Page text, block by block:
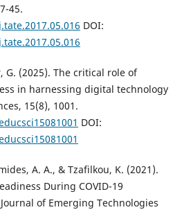
45.
DOI:
G. (2025). The critical role of
in harnessing digital technology
15(8), 1001.
DOI:
A. A., & Tzafilkou, K. (2021).
During COVID-19
of Emerging Technologies